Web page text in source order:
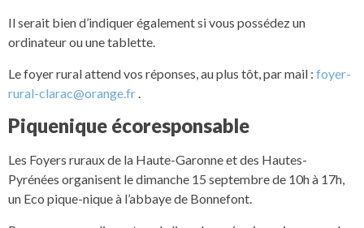
Il serait bien d’indiquer également si vous possédez un
ordinateur ou une tablette.
Le foyer rural attend vos réponses, au plus tôt, par mail : foyer-
rural-clarac@orange.fr
Piquenique écoresponsable
Les Foyers ruraux de la Haute-Garonne et des Hautes-
Pyrénées organisent le dimanche 15 septembre de 10h à 17h,
un Eco pique-nique à l’abbaye de Bonnefont.